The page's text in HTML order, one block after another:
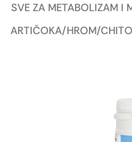
SVE ZA METABOLIZAM I
ARTIČOKA/HROM/